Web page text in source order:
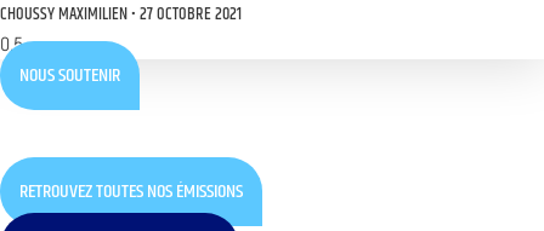
CHOUSSY MAXIMILIEN 27 OCTOBRE 2021
NOUS SOUTENIR
RETROUVEZ TOUTES NOS ÉMISSIONS